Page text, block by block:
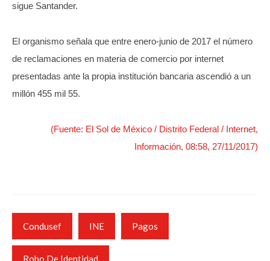
sigue Santander.
El organismo señala que entre enero-junio de 2017 el número
de reclamaciones en materia de comercio por internet
presentadas ante la propia institución bancaria ascendió a un
millón 455 mil 55.
(Fuente: El Sol de México / Distrito Federal / Internet,
Información, 08:58, 27/11/2017)
Condusef INE Pagos
Robo De Identidad